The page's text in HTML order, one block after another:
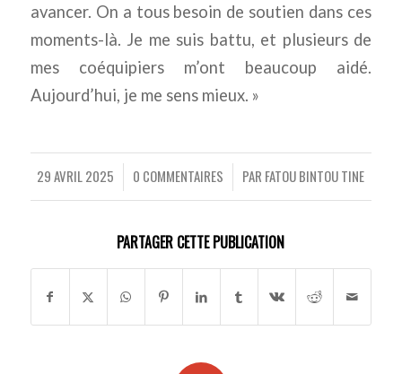
avancer. On a tous besoin de soutien dans ces
moments-là. Je me suis battu, et plusieurs de
mes coéquipiers m’ont beaucoup aidé.
Aujourd’hui, je me sens mieux. »
29 AVRIL 2025
/ 0 COMMENTAIRES
/ PAR FATOU BINTOU TINE
PARTAGER CETTE PUBLICATION